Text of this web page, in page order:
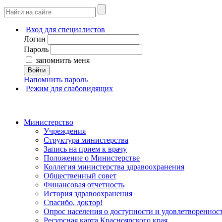
Вход для специалистов
Логин
Пароль
запомнить меня
Войти
Напомнить пароль
Режим для слабовидящих
Министерство
Учреждения
Структура министерства
Запись на прием к врачу
Положение о Министерстве
Коллегия министерства здравоохранения
Общественный совет
Финансовая отчетность
История здравоохранения
Спасибо, доктор!
Опрос населения о доступности и
Ресурсная карта Красноярского края